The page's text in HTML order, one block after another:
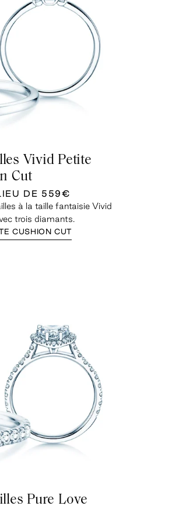
Vivid Petite
Cut
DE 559€
à la taille fantaisie Vivid
trois diamants.
CUSHION CUT
Pure Love